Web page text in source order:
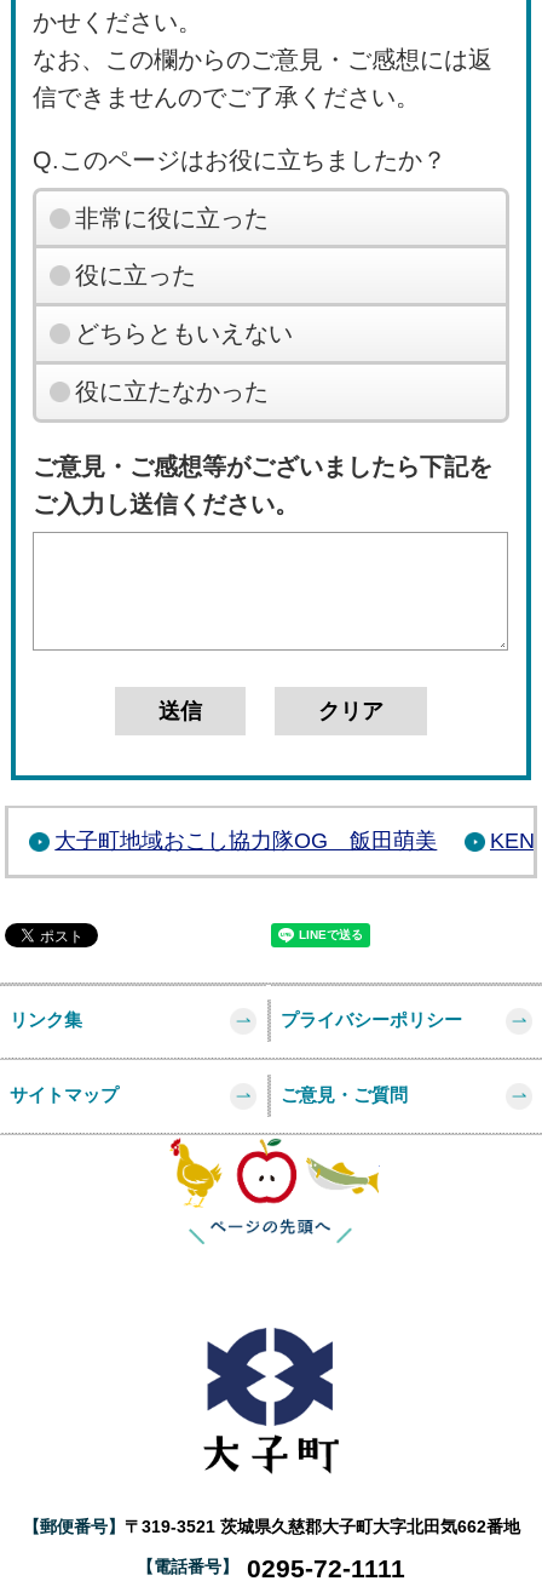
かせください。
なお、この欄からのご意見・ご感想には返
信できませんのでご了承ください。
Q.このページはお役に立ちましたか？
非常に役に立った
役に立った
どちらともいえない
役に立たなかった
ご意見・ご感想等がございましたら下記を
ご入力し送信ください。
大子町地域おこし協力隊OG 飯田萌美
リンク集 プライバシーポリシー
サイトマップ ご意見・ご質問
【郵便番号】 〒319-3521 茨城県久慈郡大子町大字北田気662番地
【電話番号】 0295-72-1111